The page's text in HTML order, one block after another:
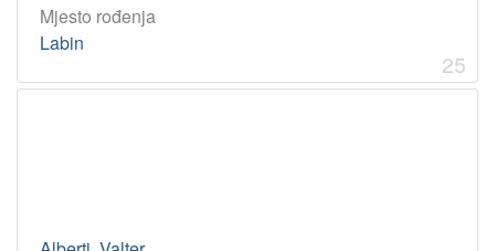
Mjesto rođenja
Labin
25